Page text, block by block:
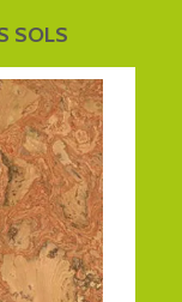
SOLS